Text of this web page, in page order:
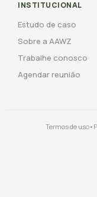
INSTITUCIONAL
Estudo de caso
Sobre a AAWZ
Trabalhe conosco
Agendar reunião
Termos de uso•